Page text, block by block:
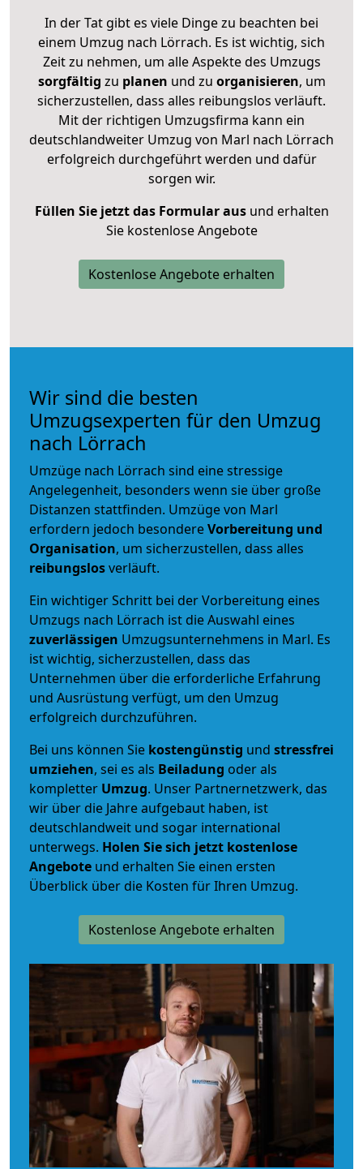
In der Tat gibt es viele Dinge zu beachten bei
einem Umzug nach Lörrach. Es ist wichtig, sich
Zeit zu nehmen, um alle Aspekte des Umzugs
sorgfältig zu planen und zu organisieren, um
sicherzustellen, dass alles reibungslos verläuft.
Mit der richtigen Umzugsfirma kann ein
deutschlandweiter Umzug von Marl nach Lörrach
erfolgreich durchgeführt werden und dafür
sorgen wir.
Füllen Sie jetzt das Formular ausund erhalten
Sie kostenlose Angebote
Kostenlose Angebote erhalten
Wir sind die besten
Umzugsexperten für den Umzug
nach Lörrach
Umzüge nach Lörrach sind eine stressige
Angelegenheit, besonders wenn sie über große
Distanzen stattfinden. Umzüge von Marl
erfordern jedoch besondereVorbereitung und
Organisation, um sicherzustellen, dass alles
reibungslosverläuft.
Ein wichtiger Schritt bei der Vorbereitung eines
Umzugs nach Lörrach ist die Auswahl eines
zuverlässigen Umzugsunternehmens in Marl. Es
ist wichtig, sicherzustellen, dass das
Unternehmen über die erforderliche Erfahrung
und Ausrüstung verfügt, um den Umzug
erfolgreich durchzuführen.
Bei uns können Sie kostengünstig und stressfrei
umziehen, sei es als Beiladung oder als
kompletter Umzug. Unser Partnernetzwerk, das
wir über die Jahre aufgebaut haben, ist
deutschlandweit und sogar international
unterwegs. Holen Sie sich jetzt kostenlose
Angebote und erhalten Sie einen ersten
Überblick über die Kosten für Ihren Umzug.
Kostenlose Angebote erhalten